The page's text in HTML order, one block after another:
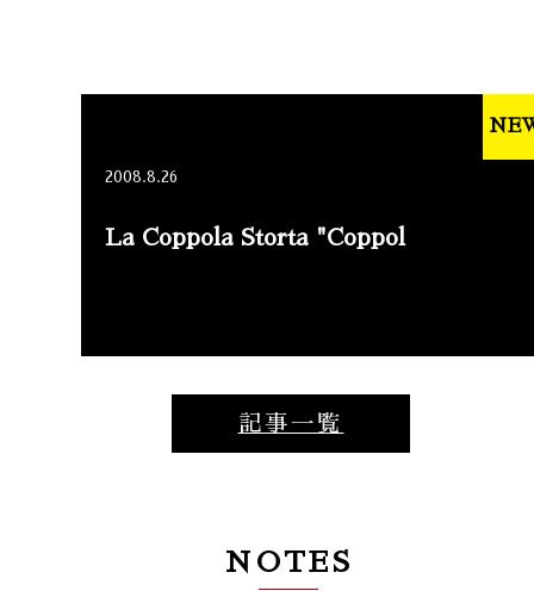
2008.8.26
La Coppola Storta "Coppol
記事一覧
NOTES